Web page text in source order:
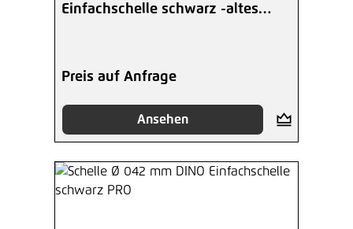
Einfachschelle schwarz -altes
Preis auf Anfrage
Ansehen